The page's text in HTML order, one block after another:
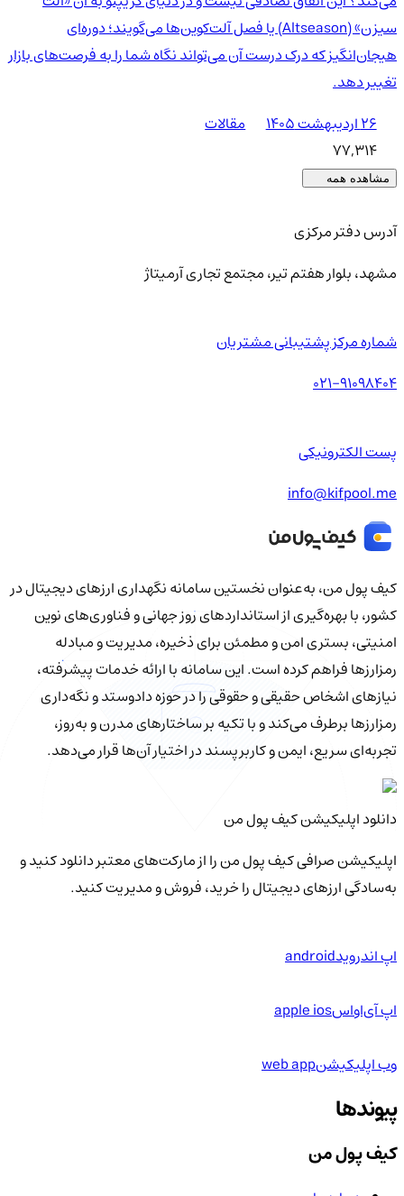
سیزن» (Altseason) یا فصل آلت‌کوین‌ها می‌گویند؛ دوره‌ای
هیجان‌انگیز که درک درست آن می‌تواند نگاه شما را به فرصت‌های بازار
تغییر دهد.
۲۶ اردیبهشت ۱۴۰۵
مقالات
77,314
مشاهده همه
آدرس دفتر مرکزی
مشهد، بلوار هفتم تیر، مجتمع تجاری آرمیتاژ
شماره مرکز پشتیبانی مشتریان
021-91098404
پست الکترونیکی
info@kifpool.me
کیف‌ پول من، به‌عنوان نخستین سامانه نگهداری ارزهای دیجیتال در
کشور، با بهره‌گیری از استانداردهای روز جهانی و فناوری‌های نوین
امنیتی، بستری امن و مطمئن برای ذخیره، مدیریت و مبادله
رمزارزها فراهم کرده است. این سامانه با ارائه خدمات پیشرفته،
نیازهای اشخاص حقیقی و حقوقی را در حوزه دادوستد و نگه‌داری
رمزارزها برطرف می‌کند و با تکیه بر ساختارهای مدرن و به‌روز،
تجربه‌ای سریع، ایمن و کاربرپسند در اختیار آن‌ها قرار می‌دهد.
دانلود اپلیکیشن کیف‌ پول من
اپلیکیشن صرافی کیف پول من را از مارکت‌های معتبر دانلود کنید و
به‌سادگی ارزهای دیجیتال را خرید، فروش و مدیریت کنید.
اپ اندرویدandroid
اپ آی‌او‌اسapple ios
وب اپلیکیشنweb app
پیوندها
کیف پول من